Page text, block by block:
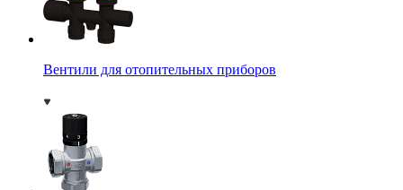
Вентили для отопительных приборов